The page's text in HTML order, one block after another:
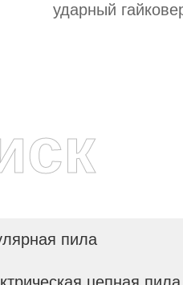
ударный
пила